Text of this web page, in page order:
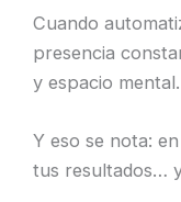
Cuando
presencia
y espacio mental.
Y eso se nota:
tus resultados…